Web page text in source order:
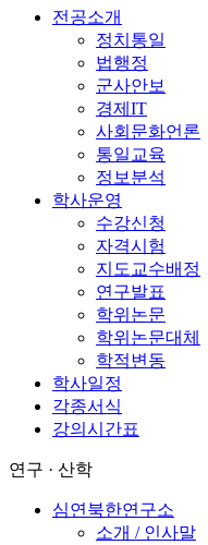
전공소개
정치통일
법행정
군사안보
경제IT
사회문화언론
통일교육
정보분석
학사운영
수강신청
자격시험
지도교수배정
연구발표
학위논문
학위논문대체
학적변동
학사일정
각종서식
강의시간표
연구 · 산학
심연북한연구소
소개 / 인사말